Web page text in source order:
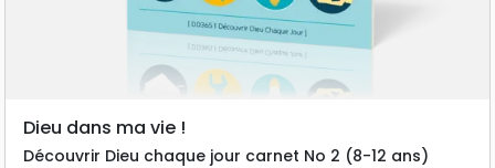
Dieu dans ma vie !
Découvrir Dieu chaque jour carnet No 2 (8-12 ans)